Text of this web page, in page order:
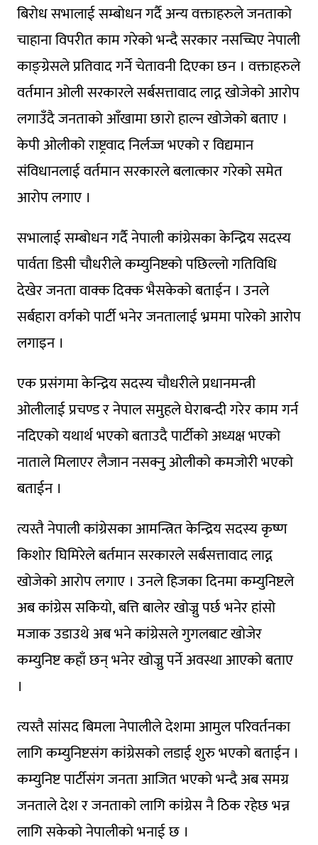
बिरोध सभालाई सम्बोधन गर्दै अन्य वक्ताहरुले जनताको
चाहाना विपरीत काम गरेको भन्दै सरकार नसच्चिए नेपाली
काङ्ग्रेसले प्रतिवाद गर्ने चेतावनी दिएका छन । वक्ताहरुले
वर्तमान ओली सरकारले सर्बसत्तावाद लाद्न खोजेको आरोप
लगाउँदै जनताको आँखामा छारो हाल्न खोजेको बताए ।
केपी ओलीको राष्ट्रवाद निर्लज्ज भएको र विद्यमान
संविधानलाई वर्तमान सरकारले बलात्कार गरेको समेत
आरोप लगाए ।
सभालाई सम्बोधन गर्दै नेपाली कांग्रेसका केन्द्रिय सदस्य
पार्वता डिसी चौधरीले कम्युनिष्टको पछिल्लो गतिविधि
देखेर जनता वाक्क दिक्क भैसकेको बताईन । उनले
सर्बहारा वर्गको पार्टी भनेर जनतालाई भ्रममा पारेको आरोप
लगाइन ।
एक प्रसंगमा केन्द्रिय सदस्य चौधरीले प्रधानमन्त्री
ओलीलाई प्रचण्ड र नेपाल समुहले घेराबन्दी गरेर काम गर्न
नदिएको यथार्थ भएको बताउदै पार्टीको अध्यक्ष भएको
नाताले मिलाएर लैजान नसक्नु ओलीको कमजोरी भएको
बताईन ।
त्यस्तै नेपाली कांग्रेसका आमन्त्रित केन्द्रिय सदस्य कृष्ण
किशोर घिमिरेले बर्तमान सरकारले सर्बसत्तावाद लाद्न
खोजेको आरोप लगाए । उनले हिजका दिनमा कम्युनिष्टले
अब कांग्रेस सकियो, बत्ति बालेर खोज्नु पर्छ भनेर हांसो
मजाक उडाउथे अब भने कांग्रेसले गुगलबाट खोजेर
कम्युनिष्ट कहाँ छन् भनेर खोज्नु पर्ने अवस्था आएको बताए
।
त्यस्तै सांसद बिमला नेपालीले देशमा आमुल परिवर्तनका
लागि कम्युनिष्टसंग कांग्रेसको लडाई शुरु भएको बताईन ।
कम्युनिष्ट पार्टीसंग जनता आजित भएको भन्दै अब समग्र
जनताले देश र जनताको लागि कांग्रेस नै ठिक रहेछ भन्न
लागि सकेको नेपालीको भनाई छ ।